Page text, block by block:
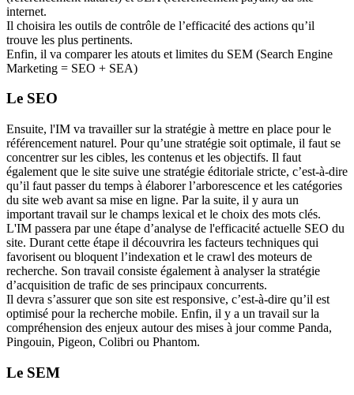
internet.
Il choisira les outils de contrôle de l’efficacité des actions qu’il
trouve les plus pertinents.
Enfin, il va comparer les atouts et limites du SEM (Search Engine
Marketing = SEO + SEA)
Le SEO
Ensuite, l'IM va travailler sur la stratégie à mettre en place pour le
référencement naturel. Pour qu’une stratégie soit optimale, il faut se
concentrer sur les cibles, les contenus et les objectifs. Il faut
également que le site suive une stratégie éditoriale stricte, c’est-à-dire
qu’il faut passer du temps à élaborer l’arborescence et les catégories
du site web avant sa mise en ligne. Par la suite, il y aura un
important travail sur le champs lexical et le choix des mots clés.
L'IM passera par une étape d’analyse de l'efficacité actuelle SEO du
site. Durant cette étape il découvrira les facteurs techniques qui
favorisent ou bloquent l’indexation et le crawl des moteurs de
recherche. Son travail consiste également à analyser la stratégie
d’acquisition de trafic de ses principaux concurrents.
Il devra s’assurer que son site est responsive, c’est-à-dire qu’il est
optimisé pour la recherche mobile. Enfin, il y a un travail sur la
compréhension des enjeux autour des mises à jour comme Panda,
Pingouin, Pigeon, Colibri ou Phantom.
Le SEM